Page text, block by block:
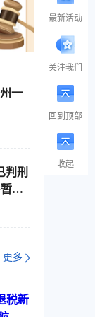
一
判刑
停
更多
税新
最新活动
关注我们
回到顶部
收起